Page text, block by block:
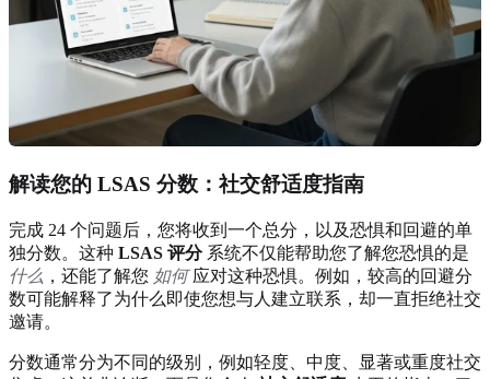
解读您的 LSAS 分数：社交舒适度指南
完成 24 个问题后，您将收到一个总分，以及恐惧和回避的单
独分数。这种 LSAS 评分系统不仅能帮助您了解您恐惧的是
什么 ，还能了解您 如何应对这种恐惧。例如，较高的回避分
数可能解释了为什么即使您想与人建立联系，却一直拒绝社交
邀请。
分数通常分为不同的级别，例如轻度、中度、显著或重度社交